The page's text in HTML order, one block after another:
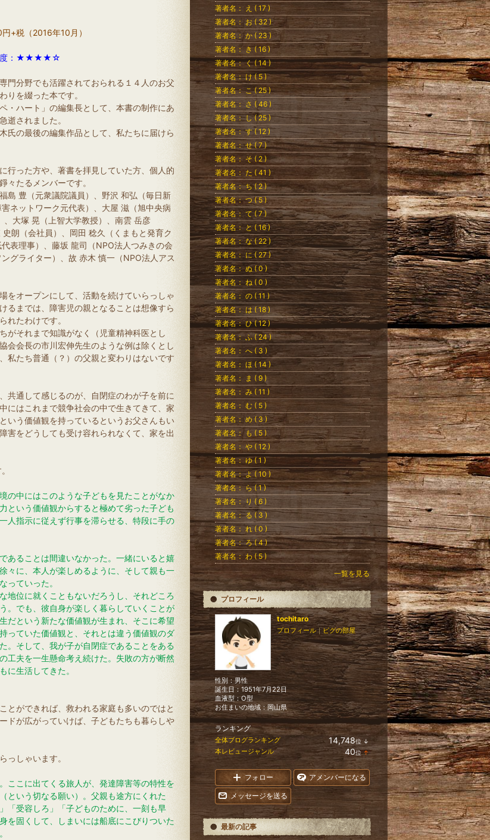
+税（2016年10月）
度：★★★★☆
門分野でも活躍されておられる１４人のお父
りを綴った本です。
・ハート」の編集長として、本書の制作にあ
逝されました。
氏の最後の編集作品として、私たちに届けら
行った方や、著書を拝見していた方、個人的
々たるメンバーです。
島 豊（元衆議院議員）、野沢 和弘（毎日新
ネットワーク元代表）、大屋 滋（旭中央病
大塚 晃（上智大学教授）、南雲 岳彦
朗（会社員）、岡田 稔久（くまもと発育ク
表理事）、藤坂 龍司（NPO法人つみきの会
グライター）、故 赤木 慎一（NPO法人アス
をオープンにして、活動を続けていらっしゃ
るまでは、障害児の親となることは想像すら
れたわけです。
がそれまで知識がなく（児童精神科医とし
会会長の市川宏伸先生のような例は除くとし
私たち普通（？）の父親と変わりはないです
共通して感じるのが、自閉症のわが子を前に
にはこれまで競争社会の中で生きてきて、家
いう価値観を持っているというお父さんもい
害をどうしても受け容れられなくて、家を出
の中にはこのような子どもを見たことがなか
という価値観からすると極めて劣った子ども
人指示に従えず行事を滞らせる、特段に手の
あることは間違いなかった。一緒にいると嬉
々に、本人が楽しめるように、そして親も一
っていった。
地位に就くこともないだろうし、それどころ
。でも、彼自身が楽しく暮らしていくことが
だという新たな価値観が生まれ、そこに希望
っていた価値観と、それとは違う価値観のダ
。そして、我が子が自閉症であることをある
工夫を一生懸命考え続けた。失敗の方が断然
に生活してきた。
とができれば、救われる家庭も多いのではと
ドが広がっていけば、子どもたちも暮らしや
っしゃいます。
ここに出てくる旅人が、発達障害等の特性を
という切なる願い）。父親も途方にくれた
「受容しろ」「子どものために、一刻も早
を固くして、しまいには船底にこびりついた
著者名： え ( 17 )
著者名： お ( 32 )
著者名： か ( 23 )
著者名： き ( 16 )
著者名： く ( 14 )
著者名： け ( 5 )
著者名： こ ( 25 )
著者名： さ ( 46 )
著者名： し ( 25 )
著者名： す ( 12 )
著者名： せ ( 7 )
著者名： そ ( 2 )
著者名： た ( 41 )
著者名： ち ( 2 )
著者名： つ ( 5 )
著者名： て ( 7 )
著者名： と ( 16 )
著者名： な ( 22 )
著者名： に ( 27 )
著者名： ぬ ( 0 )
著者名： ね ( 0 )
著者名： の ( 11 )
著者名： は ( 18 )
著者名： ひ ( 12 )
著者名： ふ ( 24 )
著者名： へ ( 3 )
著者名： ほ ( 14 )
著者名： ま ( 9 )
著者名： み ( 11 )
著者名： む ( 5 )
著者名： め ( 3 )
著者名： も ( 5 )
著者名： や ( 12 )
著者名： ゆ ( 1 )
著者名： よ ( 10 )
著者名： ら ( 1 )
著者名： り ( 6 )
著者名： る ( 3 )
著者名： れ ( 0 )
著者名： ろ ( 4 )
著者名： わ ( 5 )
一覧を見る
プロフィール
tochitaro
プロフィール｜ピグの部屋
性別：男性
誕生日：1951年7月22日
血液型：O型
お住まいの地域：岡山県
ランキング
全体ブログランキング 14,748位 ↓
ラ
ン
ン
降
本レビュージャンル 40位 ↑
ラ
キ
ン
グ
上
フォロー アメンバーになる
メッセージを送る
最新の記事